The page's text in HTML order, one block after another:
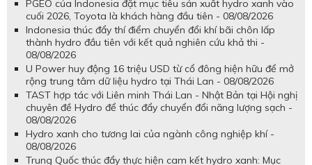
PGEO của Indonesia đặt mục tiêu sản xuất hydro xanh vào
cuối 2026, Toyota là khách hàng đầu tiên - 08/08/2026
Indonesia thúc đẩy thí điểm chuyển đổi khí bãi chôn lấp
thành hydro đầu tiên với kết quả nghiên cứu khả thi -
08/08/2026
U Power huy động 16 triệu USD từ cổ đông hiện hữu để mở
rộng trung tâm dữ liệu hydro tại Thái Lan - 08/08/2026
TAST hợp tác với Liên minh Thái Lan - Nhật Bản tại Hội nghị
chuyên đề Hydro để thúc đẩy chuyển đổi năng lượng sạch -
08/08/2026
Hydro xanh cho tương lai của ngành công nghiệp khí -
08/08/2026
Trung Quốc thúc đẩy thực hiện cam kết hydro xanh: Mục